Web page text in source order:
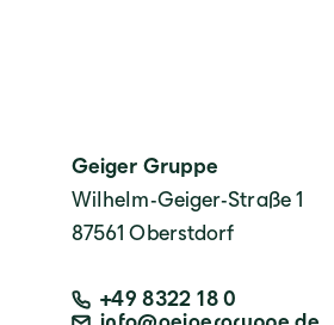
Geiger Gruppe
Wilhelm-Geiger-Straße 1
87561 Oberstdorf
+49 8322 18 0